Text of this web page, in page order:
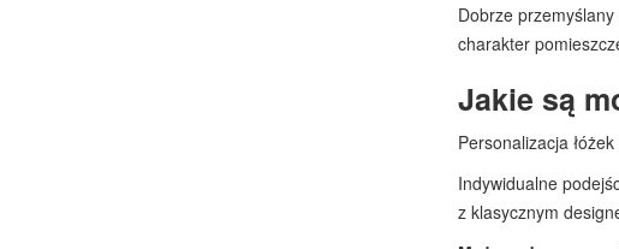
Dobrze
charakter
Jakie są
Personalizacja
Indywidualne
z klasycznym